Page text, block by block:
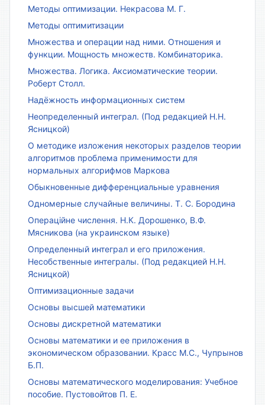
Методы оптимизации. Некрасова М. Г.
Методы оптимитизации
Множества и операции над ними. Отношения и
функции. Мощность множеств. Комбинаторика.
Множества. Логика. Аксиоматические теории.
Роберт Столл.
Надёжность информационных систем
Неопределенный интеграл. (Под редакцией Н.Н.
Ясницкой)
О методике изложения некоторых разделов теории
алгоритмов проблема применимости для
нормальных алгорифмов Маркова
Обыкновенные дифференциальные уравнения
Одномерные случайные величины. Т. С. Бородина
Операційне числення. Н.К. Дорошенко, В.Ф.
Мясникова (на украинском языке)
Определенный интеграл и его приложения.
Несобственные интегралы. (Под редакцией Н.Н.
Ясницкой)
Оптимизационные задачи
Основы высшей математики
Основы дискретной математики
Основы математики и ее приложения в
экономическом образовании. Красс М.С., Чупрынов
Б.П.
Основы математического моделирования: Учебное
пособие. Пустовойтов П. Е.